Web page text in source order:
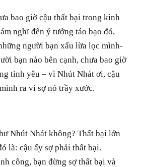
bao giờ cậu thất bại trong kinh
nghĩ đến ý tưởng táo bạo đó,
người bạn xấu lừa lọc mình-
bạn nào bên cạnh, chưa bao giờ
tình yêu – vì Nhút Nhát ơi, cậu
ra vì sợ nó trầy xước.
Nhút Nhát không? Thất bại lớn
là: cậu ấy sợ phải thất bại.
công, bạn đừng sợ thất bại và